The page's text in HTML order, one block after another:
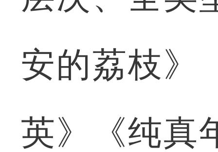
安的荔枝》
英》《纯真